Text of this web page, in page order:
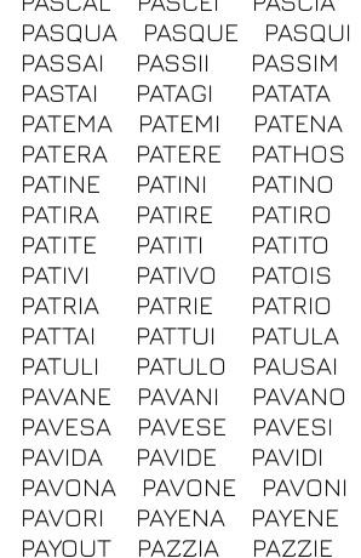
PASQUA
PASQUE PASQUI
PASSAI
PASSII PASSIM
PASTAI
PATAGI PATATA
PATEMA
PATEMI PATENA
PATERA
PATERE PATHOS
PATINE
PATINI PATINO
PATIRA
PATIRE PATIRO
PATITE
PATITI PATITO
PATIVI
PATIVO PATOIS
PATRIA
PATRIE PATRIO
PATTAI
PATTUI PATULA
PATULI
PATULO PAUSAI
PAVANE
PAVANI PAVANO
PAVESA
PAVESE PAVESI
PAVIDA
PAVIDE PAVIDI
PAVONA
PAVONE PAVONI
PAVORI
PAYENA PAYENE
PAYOUT
PAZZIA PAZZIE